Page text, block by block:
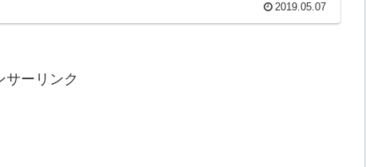
2019.05.07
サーリンク